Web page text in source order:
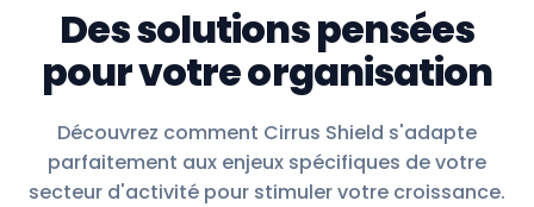
Des solutions pensées
pour votre organisation
Découvrez comment Cirrus Shield s'adapte
parfaitement aux enjeux spécifiques de votre
secteur d'activité pour stimuler votre croissance.